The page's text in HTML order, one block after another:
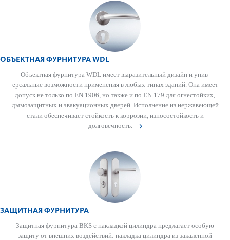
ОБЪЕКТНАЯ ФУРНИТУРА WDL
Объектная фурнитура WDL имеет выразительный дизайн и унив­
ерсальные возможности применения в любых типах зданий. Она имеет
допуск не только по EN 1906, но также и по EN 179 для огн­ес­тойких,
дымозащитных и эвакуацио­нных дверей. Исполнение из нерж­а­в­еющей
стали обеспечивает стой­кость к коррозии, износос­той­кость и
долговечность.
ЗАЩИТНАЯ ФУРНИТУРА
Защитная фурнитура BKS с накладкой цилиндра предлагает особую
защиту от внешних воздействий: накладка цилиндра из зака­л­енной